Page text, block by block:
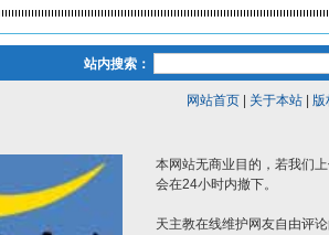
站内搜索：
网站首页| 关于本站| 版
本网站无商业目的，若我们
会在24小时内撤下。
天主教在线维护网友自由评